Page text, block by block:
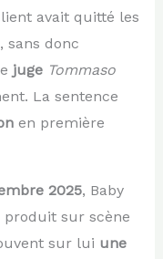
avait quitté les
sans donc
juge Tommaso
La sentence
en première
2025, Baby
produit sur scène
sur lui une